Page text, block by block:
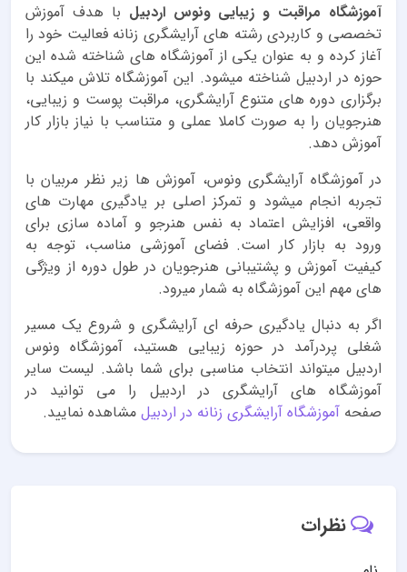
آموزشگاه مراقبت و زیبایی ونوس اردبیل با هدف آموزش
تخصصی و کاربردی رشته های آرایشگری زنانه فعالیت خود را
آغاز کرده و به عنوان یکی از آموزشگاه های شناخته شده این
حوزه در اردبیل شناخته میشود. این آموزشگاه تلاش میکند با
برگزاری دوره های متنوع آرایشگری، مراقبت پوست و زیبایی،
هنرجویان را به صورت کاملا عملی و متناسب با نیاز بازار کار
آموزش دهد.
در آموزشگاه آرایشگری ونوس، آموزش ها زیر نظر مربیان با
تجربه انجام میشود و تمرکز اصلی بر یادگیری مهارت های
واقعی، افزایش اعتماد به نفس هنرجو و آماده سازی برای
ورود به بازار کار است. فضای آموزشی مناسب، توجه به
کیفیت آموزش و پشتیبانی هنرجویان در طول دوره از ویژگی
های مهم این آموزشگاه به شمار میرود.
اگر به دنبال یادگیری حرفه ای آرایشگری و شروع یک مسیر
شغلی پردرآمد در حوزه زیبایی هستید، آموزشگاه ونوس
اردبیل میتواند انتخاب مناسبی برای شما باشد. لیست سایر
آموزشگاه های آرایشگری در اردبیل را می توانید در
صفحه آموزشگاه آرایشگری زنانه در اردبیل مشاهده نمایید.
نظرات